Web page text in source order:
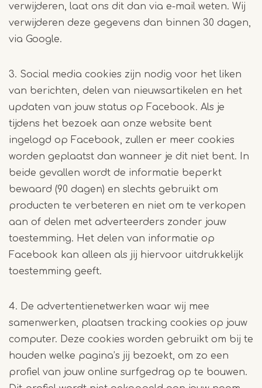
verwijderen, laat ons dit dan via e-mail weten. Wij
verwijderen deze gegevens dan binnen 30 dagen,
via Google.
3. Social media cookies zijn nodig voor het liken
van berichten, delen van nieuwsartikelen en het
updaten van jouw status op Facebook. Als je
tijdens het bezoek aan onze website bent
ingelogd op Facebook, zullen er meer cookies
worden geplaatst dan wanneer je dit niet bent. In
beide gevallen wordt de informatie beperkt
bewaard (90 dagen) en slechts gebruikt om
producten te verbeteren en niet om te verkopen
aan of delen met adverteerders zonder jouw
toestemming. Het delen van informatie op
Facebook kan alleen als jij hiervoor uitdrukkelijk
toestemming geeft.
4. De advertentienetwerken waar wij mee
samenwerken, plaatsen tracking cookies op jouw
computer. Deze cookies worden gebruikt om bij te
houden welke pagina’s jij bezoekt, om zo een
profiel van jouw online surfgedrag op te bouwen.